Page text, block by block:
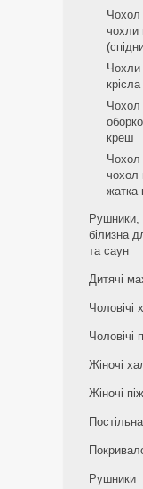
Чохол
чохли
Чохли
Чохол
креш
Чохол
чохол
жатка
Рушники,
білизна
та саун
Дитячі
Чоловічі
Чоловічі
Жіночі
Жіночі
Рушники